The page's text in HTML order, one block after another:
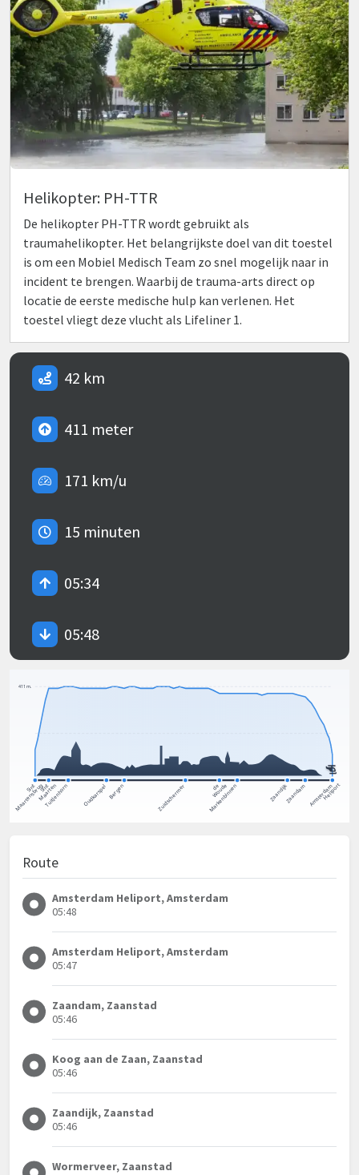
Helikopter: PH-TTR
De helikopter PH-TTR wordt gebruikt als
traumahelikopter. Het belangrijkste doel van dit toestel
is om een Mobiel Medisch Team zo snel mogelijk naar in
incident te brengen. Waarbij de trauma-arts direct op
locatie de eerste medische hulp kan verlenen. Het
toestel vliegt deze vlucht als Lifeliner 1.
42 km
411 meter
171 km/u
15 minuten
05:34
05:48
Route
Amsterdam Heliport, Amsterdam
05:48
Amsterdam Heliport, Amsterdam
05:47
Zaandam, Zaanstad
05:46
Koog aan de Zaan, Zaanstad
05:46
Zaandijk, Zaanstad
05:46
Wormerveer, Zaanstad